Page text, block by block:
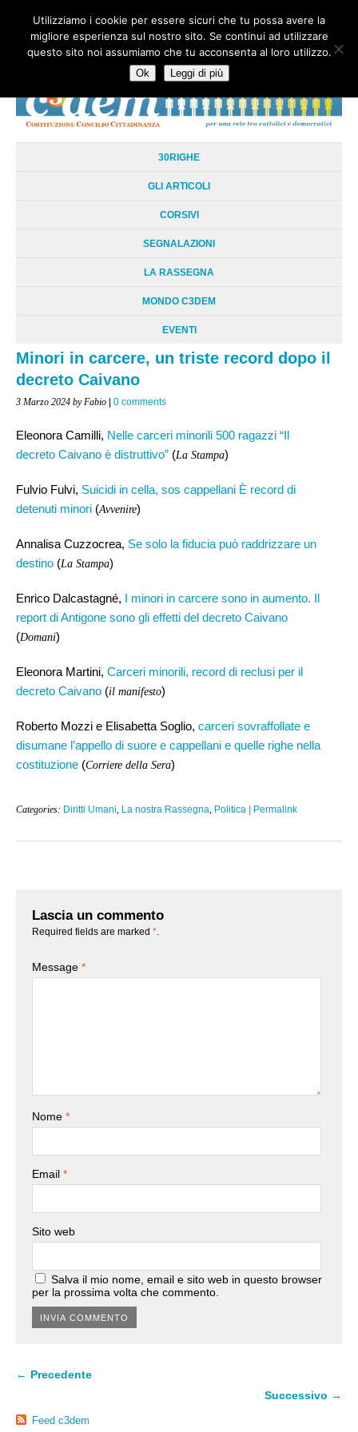
HOME CHI SIAMO LA RETE LE RADICI DOCUMENTAZIONE
AREE TEMATICHE
30RIGHE
GLI ARTICOLI
CORSIVI
SEGNALAZIONI
LA RASSEGNA
MONDO C3DEM
EVENTI
Minori in carcere, un triste record dopo il
decreto Caivano
3 Marzo 2024 by Fabio | 0 comments
Eleonora Camilli, Nelle carceri minorili 500 ragazzi “Il
decreto Caivano è distruttivo” (La Stampa)
Fulvio Fulvi, Suicidi in cella, sos cappellani È record di
detenuti minori (Avvenire)
Annalisa Cuzzocrea, Se solo la fiducia può raddrizzare un
destino (La Stampa)
Enrico Dalcastagné, I minori in carcere sono in aumento. Il
report di Antigone sono gli effetti del decreto Caivano
(Domani)
Eleonora Martini, Carceri minorili, record di reclusi per il
decreto Caivano (il manifesto)
Roberto Mozzi e Elisabetta Soglio, carceri sovraffollate e
disumane l’appello di suore e cappellani e quelle righe nella
costituzione (Corriere della Sera)
Categories: Diritti Umani La nostra Rassegna Politica | Permalink
Lascia un commento
Required fields are marked *
Message *
Nome *
Email *
Sito web
Salva il mio nome, email e sito web in questo browser
per la prossima volta che commento.
← Precedente
Successivo →
Feed c3dem
Utilizziamo i cookie per essere sicuri che tu possa avere la
migliore esperienza sul nostro sito. Se continui ad utilizzare
questo sito noi assumiamo che tu acconsenta al loro utilizzo.
Ok Leggi di più